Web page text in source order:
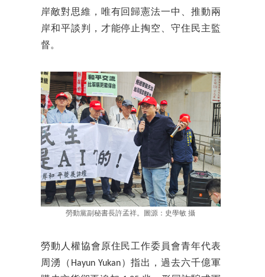
岸敵對思維，唯有回歸憲法一中、推動兩
岸和平談判，才能停止掏空、守住民主監
督。
勞動黨副秘書長許孟祥。圖源：史學敏 攝
勞動人權協會原住民工作委員會青年代表
周湧（Hayun Yukan）指出，過去六千億軍